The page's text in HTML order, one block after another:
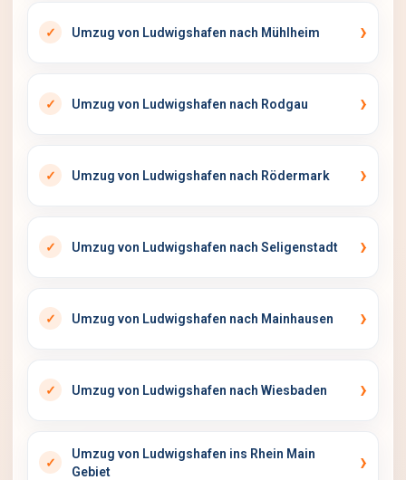
Umzug von Ludwigshafen nach Mühlheim
Umzug von Ludwigshafen nach Rodgau
Umzug von Ludwigshafen nach Rödermark
Umzug von Ludwigshafen nach Seligenstadt
Umzug von Ludwigshafen nach Mainhausen
Umzug von Ludwigshafen nach Wiesbaden
Umzug von Ludwigshafen ins Rhein Main
Gebiet